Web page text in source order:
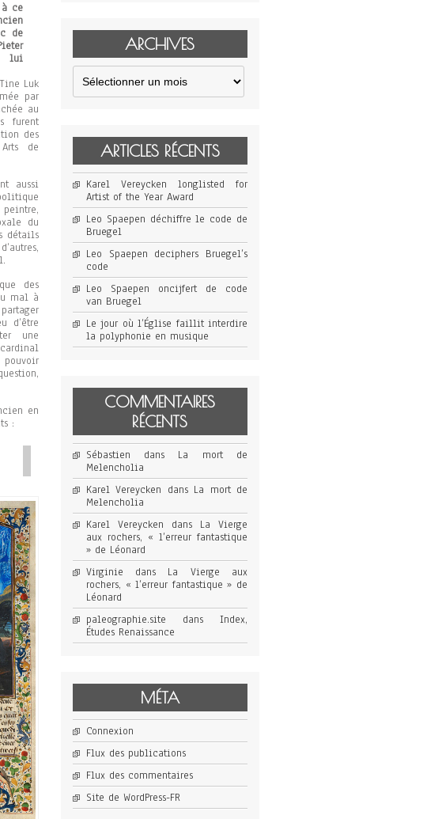
ce
de
lui
Luk
par
au
furent
des
de
aussi
du
détails
des
mal à
d’être
une
en
:
ARCHIVES
Archives
ARTICLES RÉCENTS
Karel Vereycken longlisted for
Artist of the Year Award
Leo Spaepen déchiffre le code de
Bruegel
Leo Spaepen deciphers Bruegel’s
code
Leo Spaepen oncijfert de code
van Bruegel
Le jour où l’Église faillit interdire
la polyphonie en musique
COMMENTAIRES
RÉCENTS
Sébastien dans La mort de
Melencholia
Karel Vereycken dans La mort de
Melencholia
Karel Vereycken dans La Vierge
aux rochers, « l’erreur fantastique
» de Léonard
Virginie dans La Vierge aux
rochers, « l’erreur fantastique » de
Léonard
paleographie.site dans Index,
Études Renaissance
MÉTA
Connexion
Flux des publications
Flux des commentaires
Site de WordPress-FR